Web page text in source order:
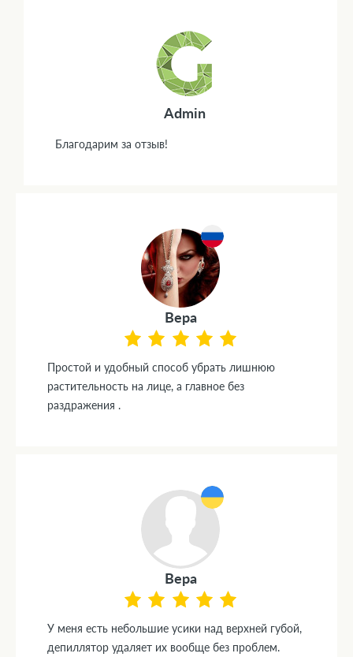
Admin
Благодарим за отзыв!
Вера
Простой и удобный способ убрать лишнюю
растительность на лице, а главное без
раздражения .
Вера
У меня есть небольшие усики над верхней губой,
депиллятор удаляет их вообще без проблем.